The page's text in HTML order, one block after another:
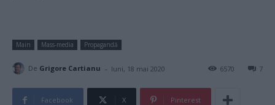
Main Mass-media Propagandă
De Grigore Cartianu - luni, 18 mai 2020 7
6570
Facebook X Pinterest